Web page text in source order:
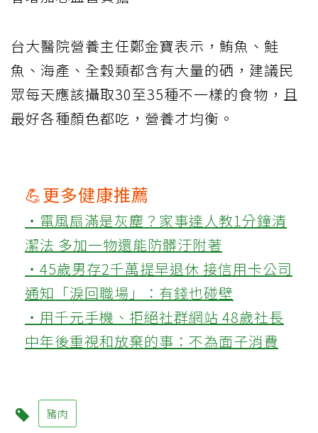
台大醫院營養主任鄭金寶表示，鮪魚、鮭
魚、海產、全穀類都含有大量的硒，建議民
眾每天應該攝取30至35種不一樣的食物，且
最好各種顏色都吃，營養才均衡。
💪更多健康推薦
‧電風扇滿是灰塵？家事達人教1分鐘清
潔法 多加一物還能防髒汙附著
‧45歲男存2千萬提早退休 接信用卡公司
通知「淚回職場」：有錢也碰壁
‧用千元手機、拒絕社群網站 48歲社長
中年後重視和放棄的事：不為面子消費
豬肉